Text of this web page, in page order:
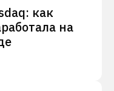
как
на